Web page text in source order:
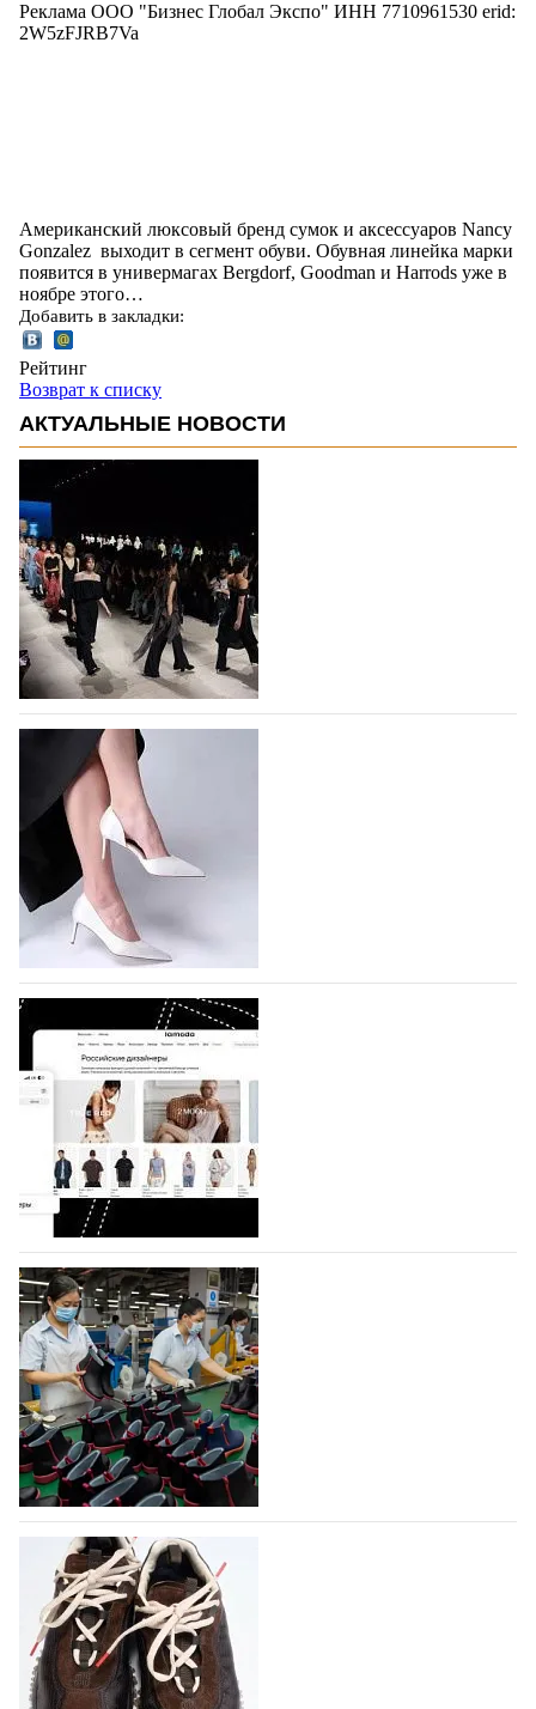
Реклама ООО "Бизнес Глобал Экспо" ИНН 7710961530 erid:
2W5zFJRB7Va
Американский люксовый бренд сумок и аксессуаров Nancy
Gonzalez выходит в сегмент обуви. Обувная линейка марки
появится в универмагах Bergdorf, Goodman и Harrods уже в
ноябре этого…
Добавить в закладки:
Рейтинг
Возврат к списку
АКТУАЛЬНЫЕ НОВОСТИ
На участие в Московской неделе моды
подано 1047 заявок
На участие в седьмой Московской неделе моды,
которая пройдет в российской столице с 26 сентября
по 1 октября, уже подано 1047 заявок. Примерно
половину из них (494) прислали дизайнеры,
коллекции которых не были представлены в…
07.08.2026 741
BALLINA представит свои новинки на Euro
Shoes
Компания BALLINA Guangzhou Lihuang Footwear
Co., Ltd., основанная в 2011 году и расположенная в
Гуанчжоу, столице моды Китая, является
профессиональной обувной компанией,
объединяющей разработку, производство и…
07.08.2026 606
На платформе Lamoda - новый раздел и
условия продвижения локальных
дизайнерских марок
Российский маркетплейс Lamoda решил обновить
раздел для продажи продукции локальных
дизайнерских марок одежды, обуви и аксессуаров.
Бренды также получат маркетинговую…
06.08.2026 786
Объем мирового производства обуви в
2025 году практически не увеличился
В 2025 году мировое производство обуви
практически не изменилось, зафиксировав
незначительный рост на 0,1% до 24,6 млрд пар, -